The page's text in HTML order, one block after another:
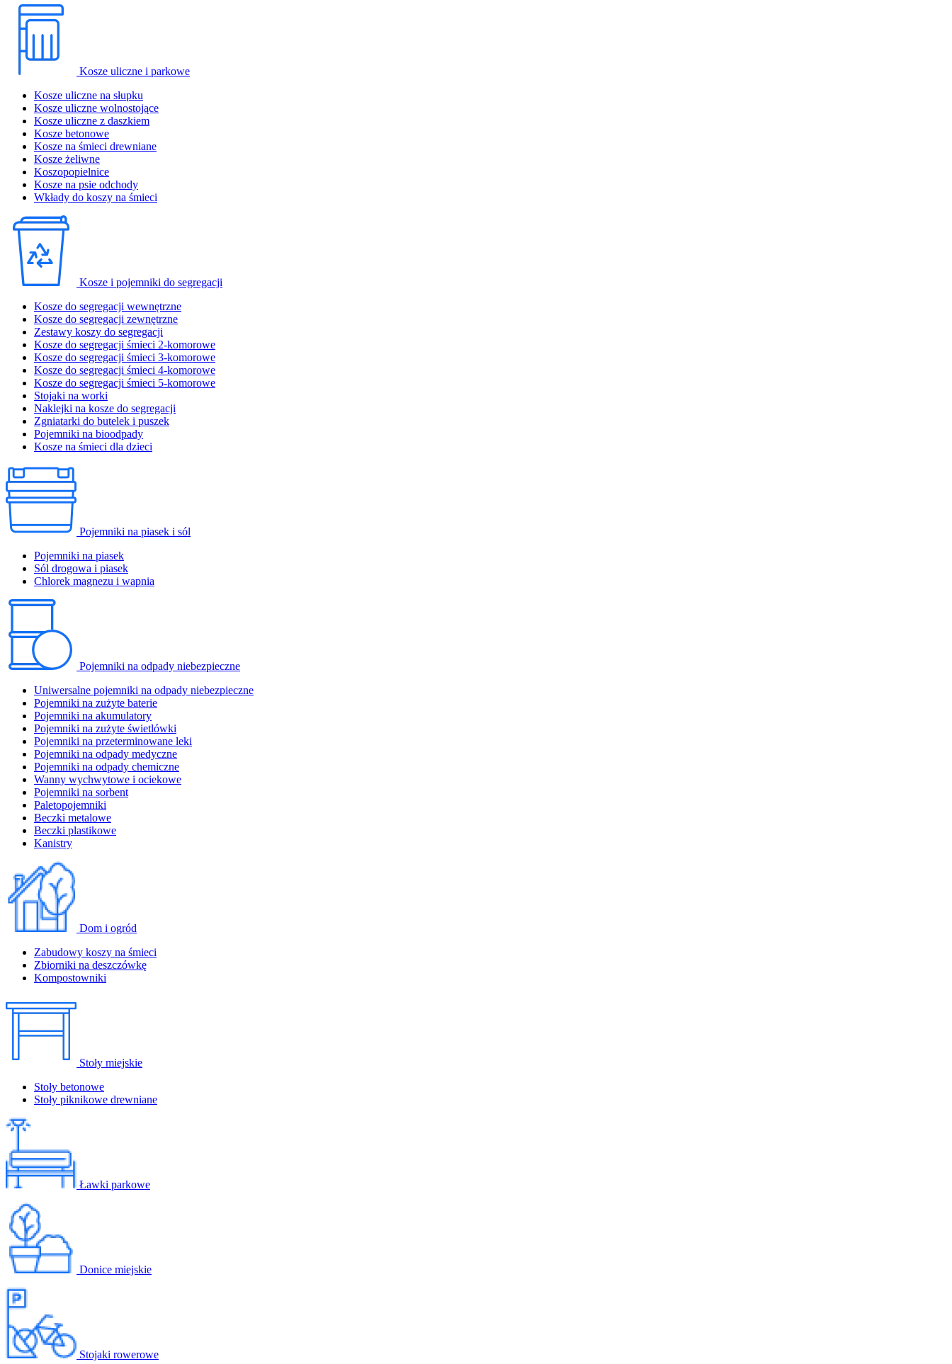
Kosze uliczne i parkowe
Kosze uliczne na słupku
Kosze uliczne wolnostojące
Kosze uliczne z daszkiem
Kosze betonowe
Kosze na śmieci drewniane
Kosze żeliwne
Koszopopielnice
Kosze na psie odchody
Wkłady do koszy na śmieci
Kosze i pojemniki do segregacji
Kosze do segregacji wewnętrzne
Kosze do segregacji zewnętrzne
Zestawy koszy do segregacji
Kosze do segregacji śmieci 2-komorowe
Kosze do segregacji śmieci 3-komorowe
Kosze do segregacji śmieci 4-komorowe
Kosze do segregacji śmieci 5-komorowe
Stojaki na worki
Naklejki na kosze do segregacji
Zgniatarki do butelek i puszek
Pojemniki na bioodpady
Kosze na śmieci dla dzieci
Pojemniki na piasek i sól
Pojemniki na piasek
Sól drogowa i piasek
Chlorek magnezu i wapnia
Pojemniki na odpady niebezpieczne
Uniwersalne pojemniki na odpady niebezpieczne
Pojemniki na zużyte baterie
Pojemniki na akumulatory
Pojemniki na zużyte świetlówki
Pojemniki na przeterminowane leki
Pojemniki na odpady medyczne
Pojemniki na odpady chemiczne
Wanny wychwytowe i ociekowe
Pojemniki na sorbent
Paletopojemniki
Beczki metalowe
Beczki plastikowe
Kanistry
Dom i ogród
Zabudowy koszy na śmieci
Zbiorniki na deszczówkę
Kompostowniki
Stoły miejskie
Stoły betonowe
Stoły piknikowe drewniane
Ławki parkowe
Donice miejskie
Stojaki rowerowe